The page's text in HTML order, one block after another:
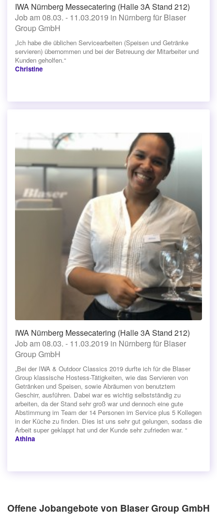
IWA Nürnberg Messecatering (Halle 3A Stand 212)
Job am 08.03. - 11.03.2019 in Nürnberg für Blaser
Group GmbH
„Ich habe die üblichen Servicearbeiten (Speisen und Getränke
servieren) übernommen und bei der Betreuung der Mitarbeiter und
Kunden geholfen.“
Christine
IWA Nürnberg Messecatering (Halle 3A Stand 212)
Job am 08.03. - 11.03.2019 in Nürnberg für Blaser
Group GmbH
„Bei der IWA & Outdoor Classics 2019 durfte ich für die Blaser
Group klassische Hostess-Tätigkeiten, wie das Servieren von
Getränken und Speisen, sowie Abräumen von benutztem
Geschirr, ausführen. Dabei war es wichtig selbstständig zu
arbeiten, da der Stand sehr groß war und dennoch eine gute
Abstimmung im Team der 14 Personen im Service plus 5 Kollegen
in der Küche zu finden. Dies ist uns sehr gut gelungen, sodass die
Arbeit super geklappt hat und der Kunde sehr zufrieden war. “
Athina
Offene Jobangebote von Blaser Group GmbH